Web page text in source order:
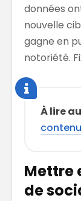
données
nouvelle
gagne en
notoriété.
À lire
Mettre
de